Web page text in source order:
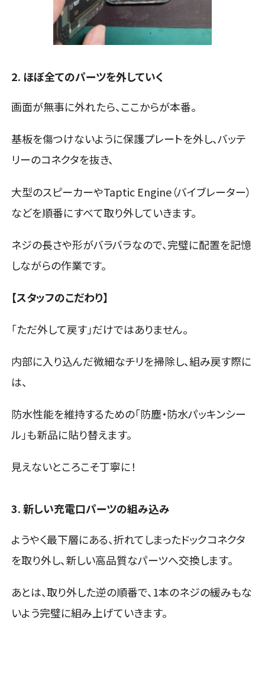
2. ほぼ全てのパーツを外していく
画面が無事に外れたら、ここからが本番。
基板を傷つけないように保護プレートを外し、バッテ
リーのコネクタを抜き、
大型のスピーカーやTaptic Engine（バイブレーター）
などを順番にすべて取り外していきます。
ネジの長さや形がバラバラなので、完璧に配置を記憶
しながらの作業です。
【スタッフのこだわり】
「ただ外して戻す」だけではありません。
内部に入り込んだ微細なチリを掃除し、組み戻す際に
は、
防水性能を維持するための「防塵・防水パッキンシー
ル」も新品に貼り替えます。
見えないところこそ丁寧に！
3. 新しい充電口パーツの組み込み
ようやく最下層にある、折れてしまったドックコネクタ
を取り外し、新しい高品質なパーツへ交換します。
あとは、取り外した逆の順番で、1本のネジの緩みもな
いよう完璧に組み上げていきます。